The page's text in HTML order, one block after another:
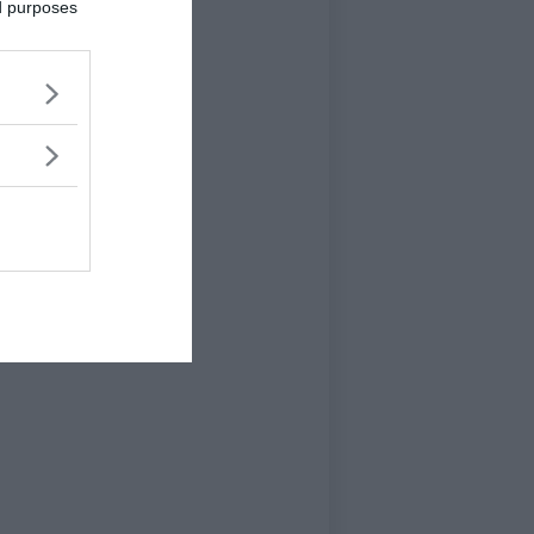
purposes